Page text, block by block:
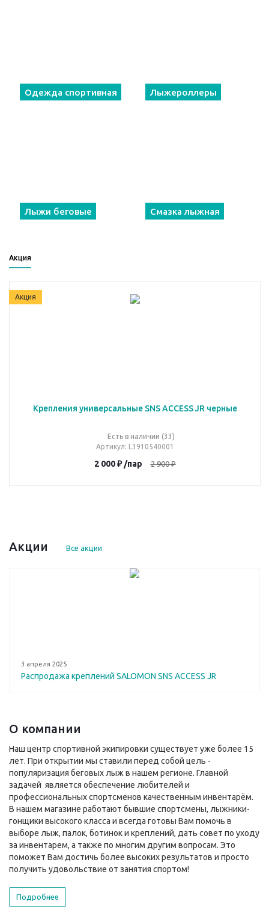
Одежда спортивная Лыжероллеры
Лыжи беговые Смазка лыжная
Акция
Акция
Крепления универсальные SNS ACCESS JR черные
Есть в наличии (33)
Артикул: L3910540001
2 000₽ /пар 2 900₽
Акции Все акции
3 апреля 2025
Распродажа креплений SALOMON SNS ACCESS JR
О компании
Наш центр спортивной экипировки существует уже более 15
лет. При открытии мы ставили перед собой цель -
популяризация беговых лыж в нашем регионе. Главной
задачей является обеспечение любителей и
профессиональных спортсменов качественным инвентарём.
В нашем магазине работают бывшие спортсмены, лыжники-
гонщики высокого класса и всегда готовы Вам помочь в
выборе лыж, палок, ботинок и креплений, дать совет по уходу
за инвентарем, а также по многим другим вопросам. Это
поможет Вам достичь более высоких результатов и просто
получить удовольствие от занятия спортом!
Подробнее